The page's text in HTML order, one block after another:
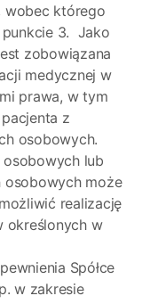
wobec którego
punkcie 3. Jako
zobowiązana
medycznej w
prawa, w tym
z
osobowych.
lub
osobowych może
realizację
określonych w
Spółce
w zakresie